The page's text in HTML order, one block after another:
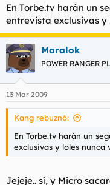
Lejos de sentir
o por ver sexo en
estampida a traves de
muestras de asco.
Nadie de mi clase pudo
sin que aquel gato
llegando en algunos
estado de catalepsia
perdiendo el control de
aquello nos habia
propia profesora de
la tristeza en la mirada
holocausto.
En Torbe.tv harán un
entrevista exclusivas y
Maralok
POWER RANGER PL
13 Mar 2009
Kang rebuznó:
En Torbe.tv harán un
exclusivas y loles nunca
Jejeje.. sí, y Micro